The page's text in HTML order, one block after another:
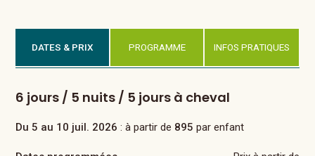
DATES & PRIX PROGRAMME INFOS PRATIQUES
6 jours / 5 nuits / 5 jours à cheval
Du 5 au 10 juil. 2026 : à partir de 895 par enfant